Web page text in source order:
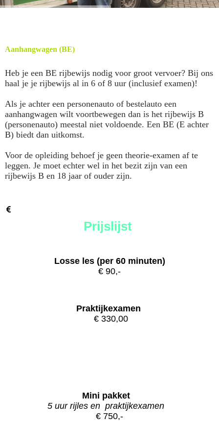
Aanhangwagen (BE)
Heb je een BE rijbewijs nodig voor groot vervoer? Bij ons
haal je je rijbewijs al in 6 of 8 uur (inclusief examen)!
Als je achter een personenauto of bestelauto een
aanhangwagen wilt voortbewegen dan is het rijbewijs B
(personenauto) meestal niet voldoende. Een BE (E achter
B) biedt dan uitkomst.
Voor de opleiding behoef je geen theorie-examen af te
leggen. Je moet echter wel in het bezit zijn van een
rijbewijs B en 18 jaar of ouder zijn.
Prijslijst
Losse les (per 60 minuten)
€ 90,-
Praktijkexamen
€ 330,00
Mini pakket
5 uur rijles en praktijkexamen
€ 750,-